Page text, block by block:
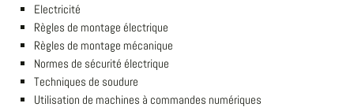
Electricité
Règles de montage électrique
Règles de montage mécanique
Normes de sécurité électrique
Techniques de soudure
Utilisation de machines à commandes numériques